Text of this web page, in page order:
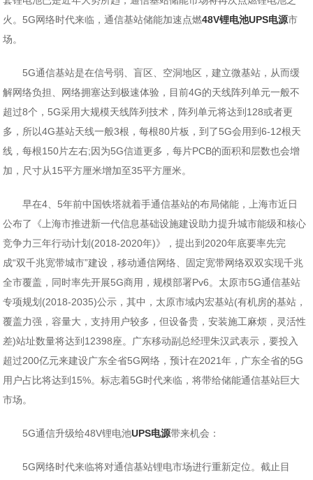
火。5G网络时代来临，通信基站储能加速点燃48V锂电池UPS电源市
场。
5G通信基站是在信号弱、盲区、空洞地区，建立微基站，从而缓
解网络负担、网络拥塞达到极速体验，目前4G的天线阵列单元一般不
超过8个，5G采用大规模天线阵列技术，阵列单元将达到128或者更
多，所以4G基站天线一般3根，每根80片板，到了5G会用到6-12根天
线，每根150片左右;因为5G信道更多，每片PCB的面积和层数也会增
加，尺寸从15平方厘米增加至35平方厘米。
早在4、5年前中国铁塔就着手通信基站的布局储能，上海市近日
公布了《上海市推进新一代信息基础设施建设助力提升城市能级和核心
竞争力三年行动计划(2018-2020年)》，提出到2020年底要率先完
成“双千兆宽带城市”建设，移动通信网络、固定宽带网络双双实现千兆
全市覆盖，同时率先开展5G商用，规模部署Pv6。太原市5G通信基站
专项规划(2018-2035)公示，其中，太原市域内宏基站(有机房的基站，
覆盖力强，容量大，支持用户较多，但设备贵，安装施工麻烦，灵活性
差)站址数量将达到12398座。广东移动副总经理朱汉武表示，要投入
超过200亿元来建设广东全省5G网络，预计在2021年，广东全省的5G
用户占比将达到15%。标志着5G时代来临，将带给储能通信基站巨大
市场。
5G通信升级给48V锂电池UPS电源带来机会：
5G网络时代来临将对通信基站锂电市场进行重新定位。截止目